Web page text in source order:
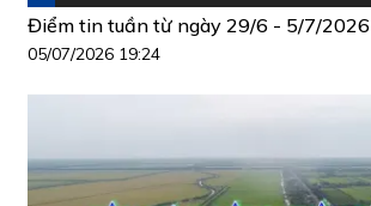
Điểm tin tuần từ ngày 29/6 - 5/7/2026
05/07/2026 19:24